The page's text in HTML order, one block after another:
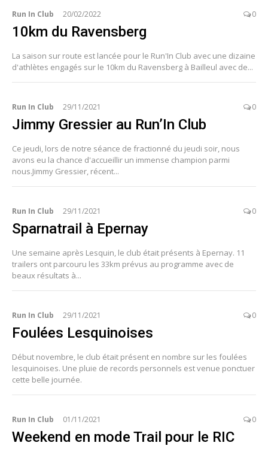
Run In Club 20/02/2022 0
10km du Ravensberg
La saison sur route est lancée pour le Run'In Club avec une dizaine
d'athlètes engagés sur le 10km du Ravensberg à Bailleul avec de...
Run In Club 29/11/2021 0
Jimmy Gressier au Run’In Club
Ce jeudi, lors de notre séance de fractionné du jeudi soir, nous
avons eu la chance d'accueillir un immense champion parmi
nous.Jimmy Gressier, récent...
Run In Club 29/11/2021 0
Sparnatrail à Epernay
Une semaine après Lesquin, le club était présents à Epernay. 11
trailers ont parcouru les 33km prévus au programme avec de
beaux résultats à...
Run In Club 29/11/2021 0
Foulées Lesquinoises
Début novembre, le club était présent en nombre sur les foulées
lesquinoises. Une pluie de records personnels est venue ponctuer
cette belle journée.
Run In Club 01/11/2021 0
Weekend en mode Trail pour le RIC